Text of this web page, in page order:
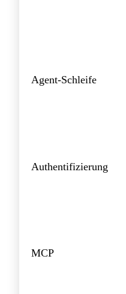
Agent-Schleife
Authentifizierung
MCP